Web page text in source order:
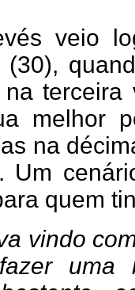
veio
(30),
melhor
na
Um
quem
vindo
uma